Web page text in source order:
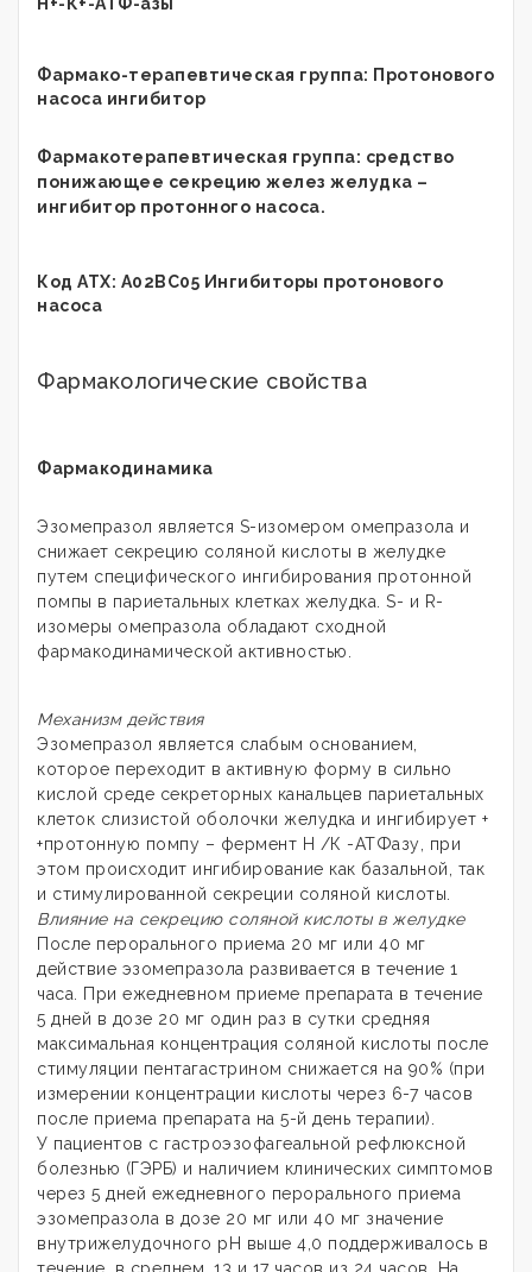
Н+-К+-АТФ-азы
Фармако-терапевтическая группа: Протонового
насоса ингибитор
Фармакотерапевтическая группа: средство
понижающее секрецию желез желудка –
ингибитор протонного насоса.
Код АТХ: А02ВС05 Ингибиторы протонового
насоса
Фармакологические свойства
Фармакодинамика
Эзомепразол является S-изомером омепразола и
снижает секрецию соляной кислоты в желудке
путем специфического ингибирования протонной
помпы в париетальных клетках желудка. S- и R-
изомеры омепразола обладают сходной
фармакодинамической активностью.
Механизм действия
Эзомепразол является слабым основанием,
которое переходит в активную форму в сильно
кислой среде секреторных канальцев париетальных
клеток слизистой оболочки желудка и ингибирует +
+протонную помпу – фермент Н /К -АТФазу, при
этом происходит ингибирование как базальной, так
и стимулированной секреции соляной кислоты.
Влияние на секрецию соляной кислоты в желудке
После перорального приема 20 мг или 40 мг
действие эзомепразола развивается в течение 1
часа. При ежедневном приеме препарата в течение
5 дней в дозе 20 мг один раз в сутки средняя
максимальная концентрация соляной кислоты после
стимуляции пентагастрином снижается на 90% (при
измерении концентрации кислоты через 6-7 часов
после приема препарата на 5-й день терапии).
У пациентов с гастроэзофагеальной рефлюксной
болезнью (ГЭРБ) и наличием клинических симптомов
через 5 дней ежедневного перорального приема
эзомепразола в дозе 20 мг или 40 мг значение
внутрижелудочного рН выше 4,0 поддерживалось в